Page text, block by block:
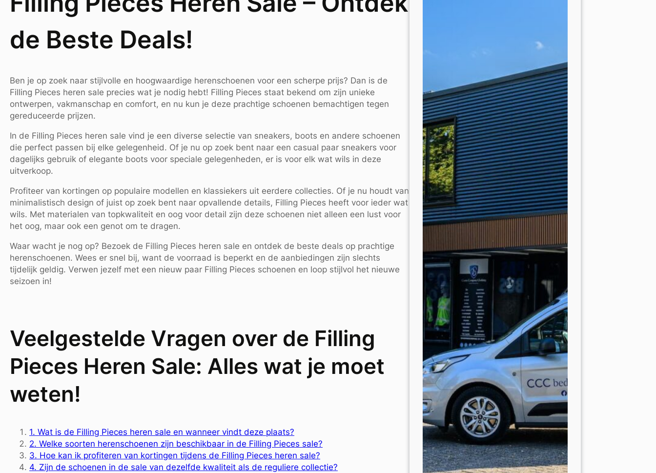
de Beste Deals!
Ben je op zoek naar stijlvolle en hoogwaardige herenschoenen voor een scherpe prijs? Dan is de
Filling Pieces heren sale precies wat je nodig hebt! Filling Pieces staat bekend om zijn unieke
ontwerpen, vakmanschap en comfort, en nu kun je deze prachtige schoenen bemachtigen tegen
gereduceerde prijzen.
In de Filling Pieces heren sale vind je een diverse selectie van sneakers, boots en andere schoenen
die perfect passen bij elke gelegenheid. Of je nu op zoek bent naar een casual paar sneakers voor
dagelijks gebruik of elegante boots voor speciale gelegenheden, er is voor elk wat wils in deze
uitverkoop.
Profiteer van kortingen op populaire modellen en klassiekers uit eerdere collecties. Of je nu houdt van
minimalistisch design of juist op zoek bent naar opvallende details, Filling Pieces heeft voor ieder wat
wils. Met materialen van topkwaliteit en oog voor detail zijn deze schoenen niet alleen een lust voor
het oog, maar ook een genot om te dragen.
Waar wacht je nog op? Bezoek de Filling Pieces heren sale en ontdek de beste deals op prachtige
herenschoenen. Wees er snel bij, want de voorraad is beperkt en de aanbiedingen zijn slechts
tijdelijk geldig. Verwen jezelf met een nieuw paar Filling Pieces schoenen en loop stijlvol het nieuwe
seizoen in!
Veelgestelde Vragen over de Filling
Pieces Heren Sale: Alles wat je moet
weten!
1. Wat is de Filling Pieces heren sale en wanneer vindt deze plaats?
2. Welke soorten herenschoenen zijn beschikbaar in de Filling Pieces sale?
3. Hoe kan ik profiteren van kortingen tijdens de Filling Pieces heren sale?
4. Zijn de schoenen in de sale van dezelfde kwaliteit als de reguliere collectie?